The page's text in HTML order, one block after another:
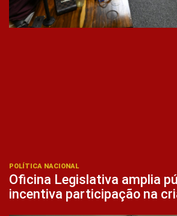
POLÍTICA NACIONAL
Oficina Legislativa amplia
incentiva participação na